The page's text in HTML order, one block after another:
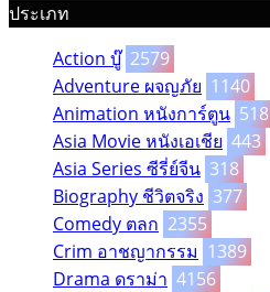
ประเภท
Action บู๊ 2579
Adventure ผจญภัย 1140
Animation หนังการ์ตูน 518
Asia Movie หนังเอเชีย 443
Asia Series ซีรี่ย์จีน 318
Biography ชีวิตจริง 377
Comedy ตลก 2355
Crim อาชญากรรม 1389
Drama ดราม่า 4156